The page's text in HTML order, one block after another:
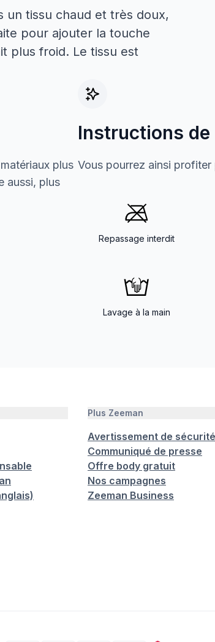
tissu chaud et très doux,
pour ajouter la touche
plus froid. Le tissu est
plus
aussi, plus
Instructions
Vous pourrez ainsi
Repassage interdit
Lavage à la main
Plus Zeeman
Avertissement de sécurité
Communiqué de presse
Offre body gratuit
Nos campagnes
Zeeman Business